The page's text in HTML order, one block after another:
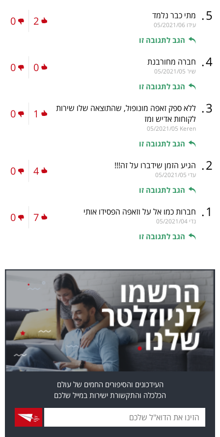
5
. מתי כבר נלמד
עידו 05/2021/06
הגב לתגובה זו
2
0
4
. חברה מחורבנת
שיר 05/2021/05
הגב לתגובה זו
0
0
3
. ללא ספק זאפה מונופול, שהתוצאה שלו שירות
לקוחות אדיש ומז
Keren
05/2021/05
הגב לתגובה זו
1
0
2
. הגיע הזמן שידברו על זה!!!
עדי 05/2021/05
הגב לתגובה זו
4
0
1
. חברות כמו אל על וזאפה הפסידו אותי
נדי 05/2021/04
הגב לתגובה זו
7
0
העידכונים והסיפורים החמים של עולם
הכלכלה והתקשורת ישירות במייל שלכם